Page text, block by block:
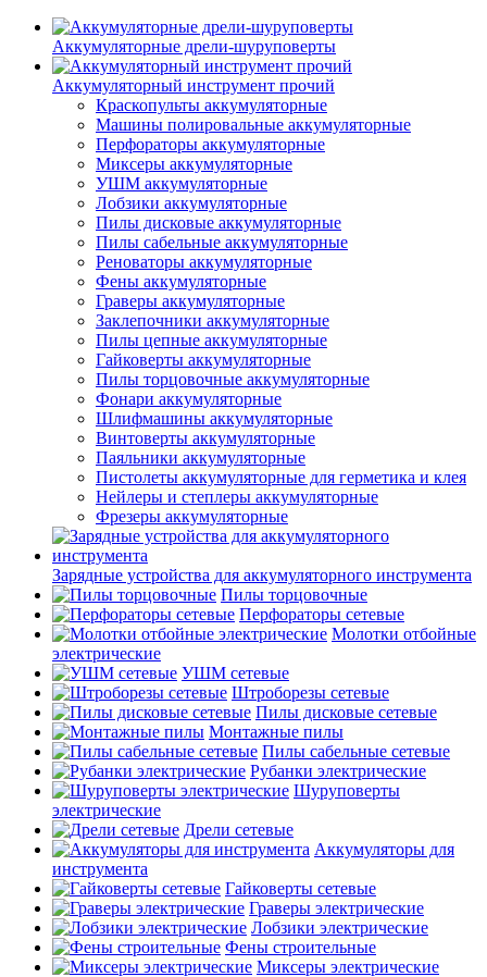
Аккумуляторные дрели-шуруповерты
Аккумуляторный инструмент прочий
Краскопульты аккумуляторные
Машины полировальные аккумуляторные
Перфораторы аккумуляторные
Миксеры аккумуляторные
УШМ аккумуляторные
Лобзики аккумуляторные
Пилы дисковые аккумуляторные
Пилы сабельные аккумуляторные
Реноваторы аккумуляторные
Фены аккумуляторные
Граверы аккумуляторные
Заклепочники аккумуляторные
Пилы цепные аккумуляторные
Гайковерты аккумуляторные
Пилы торцовочные аккумуляторные
Фонари аккумуляторные
Шлифмашины аккумуляторные
Винтоверты аккумуляторные
Паяльники аккумуляторные
Пистолеты аккумуляторные для герметика и клея
Нейлеры и степлеры аккумуляторные
Фрезеры аккумуляторные
Зарядные устройства для аккумуляторного инструмента
Пилы торцовочные
Перфораторы сетевые
Молотки отбойные
электрические
УШМ сетевые
Штроборезы сетевые
Пилы дисковые сетевые
Монтажные пилы
Пилы сабельные сетевые
Рубанки электрические
Шуруповерты
электрические
Дрели сетевые
Аккумуляторы для
инструмента
Гайковерты сетевые
Граверы электрические
Лобзики электрические
Фены строительные
Миксеры электрические